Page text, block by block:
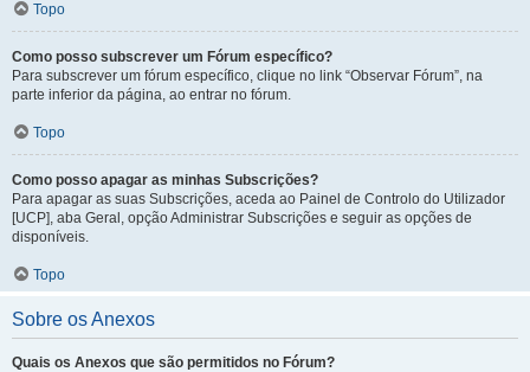
Topo
Como posso subscrever um Fórum específico?
Para subscrever um fórum específico, clique no link “Observar Fórum”, na
parte inferior da página, ao entrar no fórum.
Topo
Como posso apagar as minhas Subscrições?
Para apagar as suas Subscrições, aceda ao Painel de Controlo do Utilizador
[UCP], aba Geral, opção Administrar Subscrições e seguir as opções de
disponíveis.
Topo
Sobre os Anexos
Quais os Anexos que são permitidos no Fórum?